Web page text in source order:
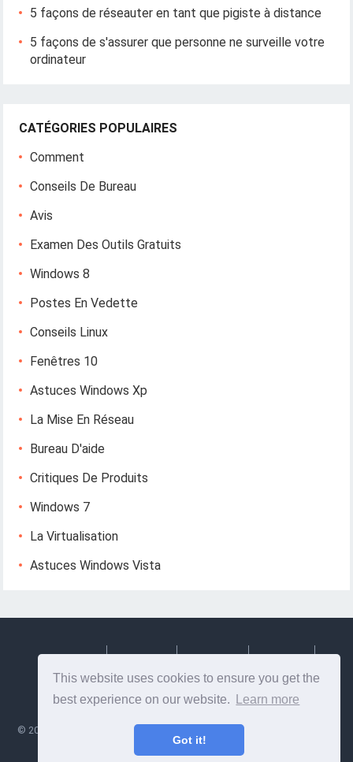
This website uses cookies to ensure you get the
best experience on our website.
Learn more
Got it!
5 façons de réseauter en tant que pigiste à distance
5 façons de s'assurer que personne ne surveille votre
ordinateur
CATÉGORIES POPULAIRES
Comment
Conseils De Bureau
Avis
Examen Des Outils Gratuits
Windows 8
Postes En Vedette
Conseils Linux
Fenêtres 10
Astuces Windows Xp
La Mise En Réseau
Bureau D'aide
Critiques De Produits
Windows 7
La Virtualisation
Astuces Windows Vista
© 2026 Lesptitesaffairesdemayl
- Conseils et informations utiles sur la
conception et le développement Web!